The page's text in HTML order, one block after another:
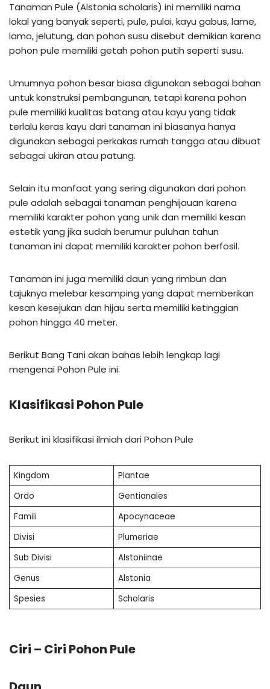
Tanaman Pule (Alstonia scholaris) ini memiliki nama
lokal yang banyak seperti, pule, pulai, kayu gabus, lame,
lamo, jelutung, dan pohon susu disebut demikian karena
pohon pule memiliki getah pohon putih seperti susu.
Umumnya pohon besar biasa digunakan sebagai bahan
untuk konstruksi pembangunan, tetapi karena pohon
pule memiliki kualitas batang atau kayu yang tidak
terlalu keras kayu dari tanaman ini biasanya hanya
digunakan sebagai perkakas rumah tangga atau dibuat
sebagai ukiran atau patung.
Selain itu manfaat yang sering digunakan dari pohon
pule adalah sebagai tanaman penghijauan karena
memiliki karakter pohon yang unik dan memiliki kesan
estetik yang jika sudah berumur puluhan tahun
tanaman ini dapat memiliki karakter pohon berfosil.
Tanaman ini juga memiliki daun yang rimbun dan
tajuknya melebar kesamping yang dapat memberikan
kesan kesejukan dan hijau serta memiliki ketinggian
pohon hingga 40 meter.
Berikut Bang Tani akan bahas lebih lengkap lagi
mengenai Pohon Pule ini.
Klasifikasi Pohon Pule
Berikut ini klasifikasi ilmiah dari Pohon Pule
Kingdom
Plantae
Ordo
Gentianales
Famili
Apocynaceae
Divisi
Plumeriae
Sub Divisi
Alstoniinae
Genus
Alstonia
Spesies
Scholaris
Ciri – Ciri Pohon Pule